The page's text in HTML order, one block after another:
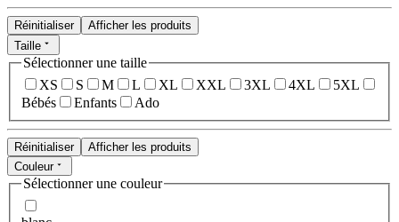
Réinitialiser
Afficher les produits
Taille
Sélectionner une taille
XS
S M L XL XXL 3XL 4XL
5XL
Bébés
Enfants Ado
Réinitialiser
Afficher les produits
Couleur
Sélectionner une couleur